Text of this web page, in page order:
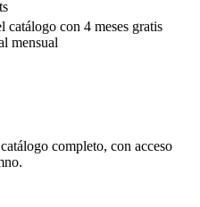
catálogo con 4 meses gratis
mensual
completo, con acceso